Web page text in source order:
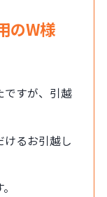
のW様
ですが、引越
るお引越し